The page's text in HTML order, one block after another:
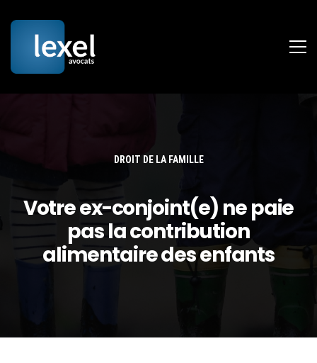
DROIT DE LA FAMILLE
Votre ex-conjoint(e) ne paie
pas la contribution
alimentaire des enfants